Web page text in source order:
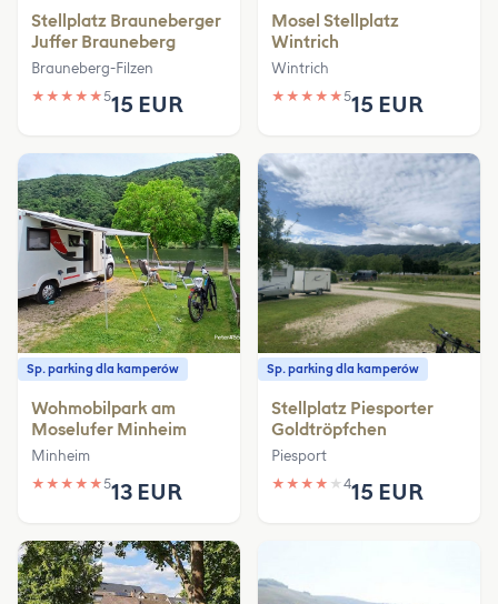
Stellplatz Brauneberger
Juffer Brauneberg
Brauneberg-Filzen
★ ★ ★ ★ ★515 EUR
Mosel Stellplatz
Wintrich
Wintrich
★ ★ ★ ★ ★515 EUR
Sp. parking dla kamperów
Wohmobilpark am
Moselufer Minheim
Minheim
★ ★ ★ ★ ★513 EUR
Sp. parking dla kamperów
Stellplatz Piesporter
Goldtröpfchen
Piesport
★ ★ ★ ★ ★ 415 EUR